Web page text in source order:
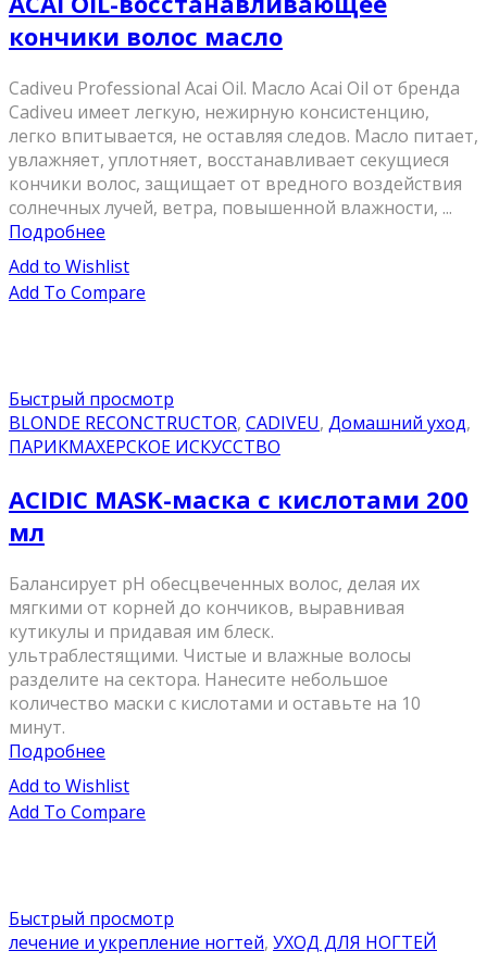
кончики волос масло
Cadiveu Professional Acai Oil. Масло Acai Oil от бренда
Cadiveu имеет легкую, нежирную консистенцию,
легко впитывается, не оставляя следов. Масло питает,
увлажняет, уплотняет, восстанавливает секущиеся
кончики волос, защищает от вредного воздействия
солнечных лучей, ветра, повышенной влажности, ...
Подробнее
Add to Wishlist
Add To Compare
Быстрый просмотр
BLONDE RECONCTRUCTOR, CADIVEU, Домашний уход,
ПАРИКМАХЕРСКОЕ ИСКУССТВО
ACIDIC MASK-маска с кислотами 200
мл
Балансирует pH обесцвеченных волос, делая их
мягкими от корней до кончиков, выравнивая
кутикулы и придавая им блеск.
ультраблестящими. Чистые и влажные волосы
разделите на сектора. Нанесите небольшое
количество маски с кислотами и оставьте на 10
минут.
Подробнее
Add to Wishlist
Add To Compare
Быстрый просмотр
лечение и укрепление ногтей, УХОД ДЛЯ НОГТЕЙ